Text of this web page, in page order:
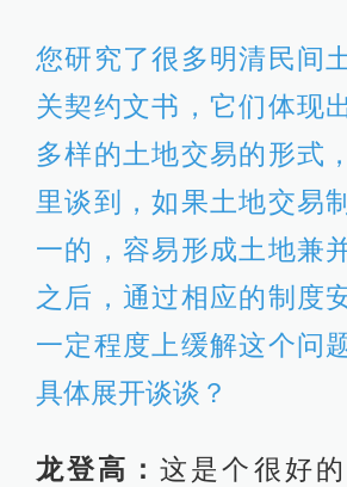
您研究了很多明清民间
关契约文书，它们体现
多样的土地交易的形式
里谈到，如果土地交易
一的，容易形成土地兼
之后，通过相应的制度
一定程度上缓解这个问
具体展开谈谈？
龙登高：这是个很好